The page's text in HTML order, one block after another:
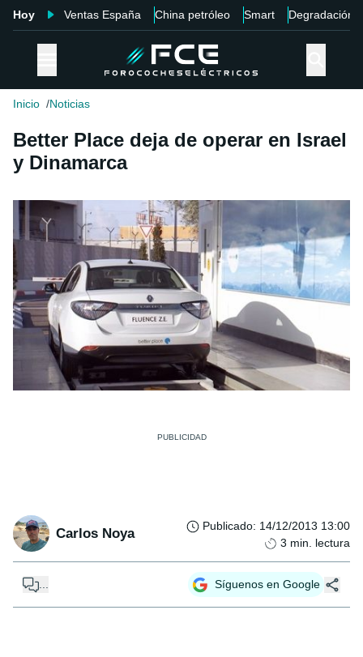
Hoy Ventas España China petróleo Smart Degradación
Inicio Noticias
Better Place deja de operar en Israel
y Dinamarca
Carlos Noya Publicado: 14/12/2013 13:00
3 min. lectura
Síguenos en Google